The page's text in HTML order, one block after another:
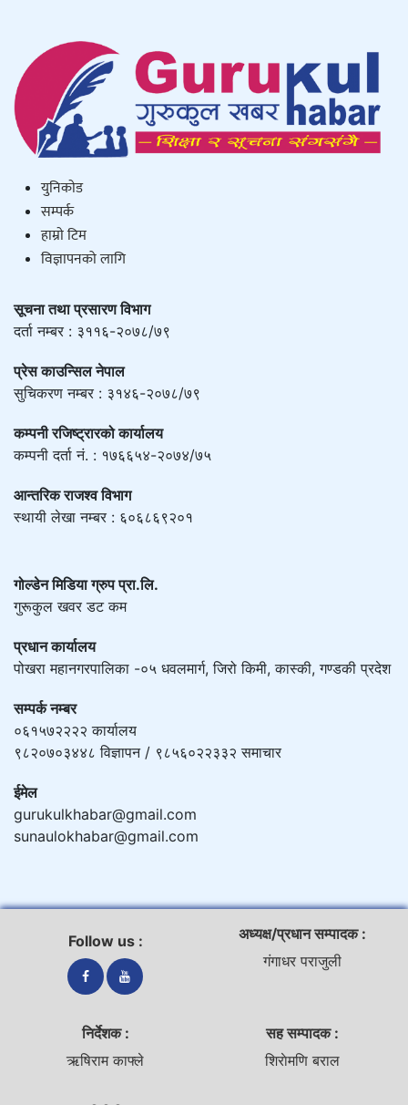
युनिकाेड
सम्पर्क
हाम्राे टिम
विज्ञापनको लागि
सूचना तथा प्रसारण विभाग
दर्ता नम्बर : ३११६-२०७८/७९
प्रेस काउन्सिल नेपाल
सुचिकरण नम्बर : ३१४६-२०७८/७९
कम्पनी रजिष्ट्रारको कार्यालय
कम्पनी दर्ता नं. : १७६६५४-२०७४/७५
आन्तरिक राजश्व विभाग
स्थायी लेखा नम्बर : ६०६८६९२०१
गोल्डेन मिडिया ग्रुप प्रा.लि.
गुरूकुल खवर डट कम
प्रधान कार्यालय
पोखरा महानगरपालिका -०५ धवलमार्ग, जिरो किमी, कास्की, गण्डकी प्रदेश
सम्पर्क नम्बर
०६१५७२२२२ कार्यालय
९८२०७०३४४८ विज्ञापन / ९८५६०२२३३२ समाचार
ईमेल
gurukulkhabar@gmail.com
sunaulokhabar@gmail.com
Follow us :
अध्यक्ष/प्रधान सम्पादक :
गंगाधर पराजुली
निर्देशक :
ऋषिराम काफ्ले
सह सम्पादक :
शिराेमणि बराल